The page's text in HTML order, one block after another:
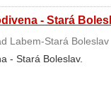
- Stará
Labem-Stará Boleslav
- Stará Boleslav.